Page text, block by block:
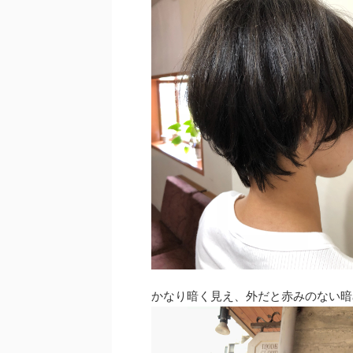
かなり暗く見え、外だと赤みのない